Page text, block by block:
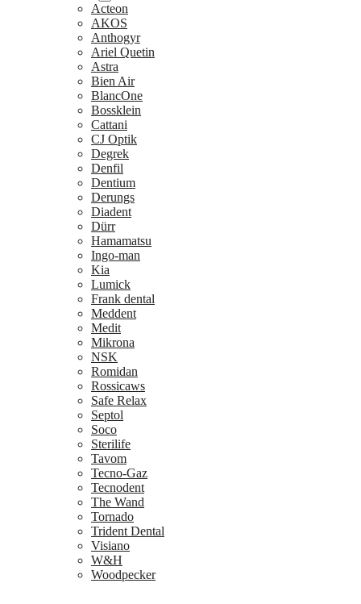
Acteon
AKOS
Anthogyr
Ariel Quetin
Astra
Bien Air
BlancOne
Bossklein
Cattani
CJ Optik
Degrek
Denfil
Dentium
Derungs
Diadent
Dürr
Hamamatsu
Ingo-man
Kia
Lumick
Frank dental
Meddent
Medit
Mikrona
NSK
Romidan
Rossicaws
Safe Relax
Septol
Soco
Sterilife
Tavom
Tecno-Gaz
Tecnodent
The Wand
Tornado
Trident Dental
Visiano
W&H
Woodpecker